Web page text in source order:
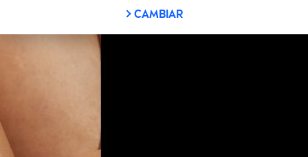
CAMBIAR